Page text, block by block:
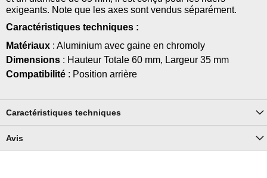
exigeants. Note que les axes sont vendus séparément.
Caractéristiques techniques :
Matériaux : Aluminium avec gaine en chromoly
Dimensions : Hauteur Totale 60 mm, Largeur 35 mm
Compatibilité : Position arrière
Caractéristiques techniques
Avis